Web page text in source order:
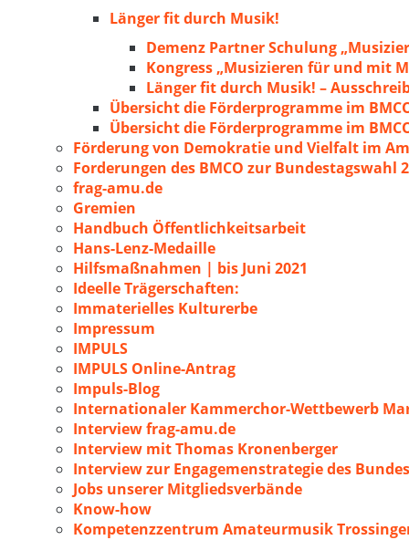
Länger fit durch Musik!
Demenz Partner Schulung
Kongress „Musizieren für und mit
Länger fit durch Musik! –
Übersicht die Förderprogramme im
Übersicht die Förderprogramme im
Förderung von Demokratie und Vielfalt im
Forderungen des BMCO zur Bundestagswahl
frag-amu.de
Gremien
Handbuch Öffentlichkeitsarbeit
Hans-Lenz-Medaille
Hilfsmaßnahmen | bis Juni 2021
Ideelle Trägerschaften:
Immaterielles Kulturerbe
Impressum
IMPULS
IMPULS Online-Antrag
Impuls-Blog
Internationaler Kammerchor-Wettbewerb
Interview frag-amu.de
Interview mit Thomas Kronenberger
Interview zur Engagemenstrategie des Bundes
Jobs unserer Mitgliedsverbände
Know-how
Kompetenzzentrum Amateurmusik